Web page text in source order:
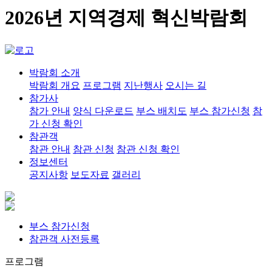
2026년 지역경제 혁신박람회
박람회 소개
박람회 개요 프로그램 지난행사 오시는 길
참가사
참가 안내 양식 다운로드 부스 배치도 부스 참가신청 참
가 신청 확인
참관객
참관 안내 참관 신청 참관 신청 확인
정보센터
공지사항 보도자료 갤러리
부스 참가신청
참관객 사전등록
프로그램